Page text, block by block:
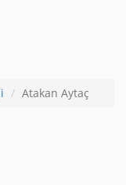
Atakan Aytaç